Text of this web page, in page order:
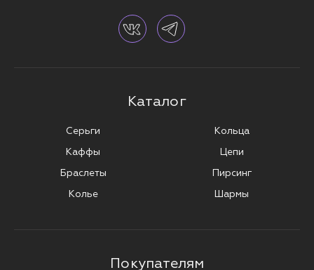
Каталог
Серьги
Каффы
Браслеты
Колье
Кольца
Цепи
Пирсинг
Шармы
Покупателям